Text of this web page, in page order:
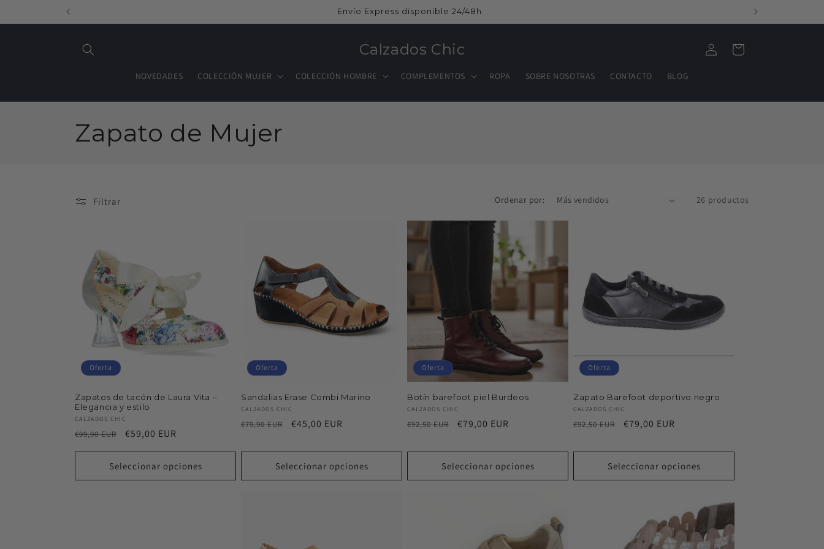
al contenido
Envío Express disponible 24/48h
Calzados Chic
NOVEDADES COLECCIÓN MUJER COLECCIÓN HOMBRE COMPLEMENTOS ROPA SOBRE NOSOTRAS CONTACTO BLOG
Iniciar
sesión
Carrito
C
l
c
c
ó
n
:
Zapato de Mujer
Filtrar Ordenar por: 26 productos
Oferta
Zapatos de tacón de Laura Vita –
Elegancia y estilo
Proveedor:
CALZADOS CHIC
Precio
€99,90 EUR
Precio
oferta
€59,00 EUR
Seleccionar opciones
Oferta
Sandalias Erase Combi Marino
Proveedor:
CALZADOS CHIC
Precio
€79,90 EUR
Precio
oferta
€45,00 EUR
Seleccionar opciones
Oferta
Botín barefoot piel Burdeos
Proveedor:
CALZADOS CHIC
Precio
€92,50 EUR
Precio
oferta
€79,00 EUR
Seleccionar opciones
Oferta
Zapato Barefoot deportivo negro
Proveedor:
CALZADOS CHIC
Precio
€92,50 EUR
Precio
oferta
€79,00 EUR
Seleccionar opciones